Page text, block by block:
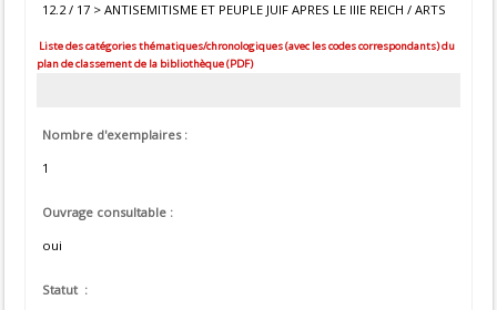
12.2 / 17 > ANTISEMITISME ET PEUPLE JUIF APRES LE IIIE REICH / ARTS
Liste des catégories thématiques/chronologiques (avec les codes correspondants) du
plan de classement de la bibliothèque (PDF)
Nombre d'exemplaires :
1
Ouvrage consultable :
oui
Statut :